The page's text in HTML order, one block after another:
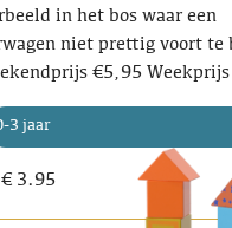
in het bos waar een
niet prettig voort te
€5,95
3 jaar
€ 3.95